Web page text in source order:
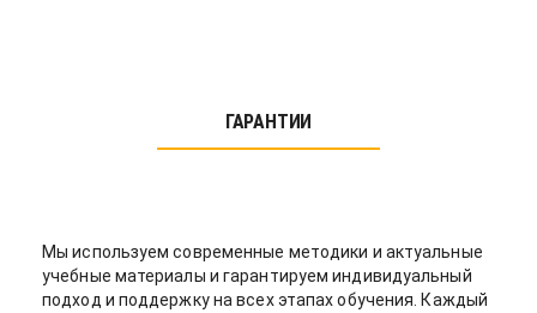
ГАРАНТИИ
Мы используем современные методики и актуальные
учебные материалы и гарантируем индивидуальный
подход и поддержку на всех этапах обучения. Каждый